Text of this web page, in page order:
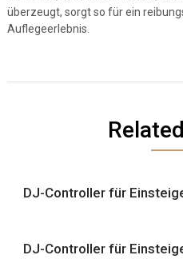
überzeugt, sorgt so für ein
Auflegeerlebnis.
DJ-Controller für
DJ-Controller für